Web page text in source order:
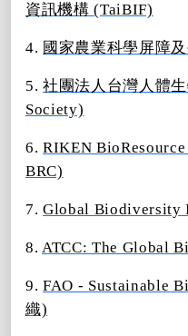
資訊機構 (TaiBIF)
4. 國家農業科學屏障
5.社團法人台灣人體
Society)
6.RIKEN
BRC)
7.Global Biodiversity
8.ATCC: The Global
9.FAO - Sustainable
織)